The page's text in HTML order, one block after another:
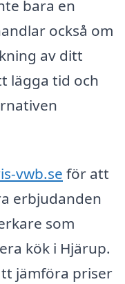
bara en
också om
av ditt
lägga tid och
vwb.se för att
erbjudanden
som
kök i Hjärup.
jämföra priser